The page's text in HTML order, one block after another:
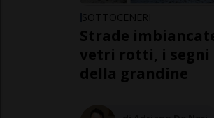
SOTTOCENERI
Strade
vetri rotti, i segni
della grandine